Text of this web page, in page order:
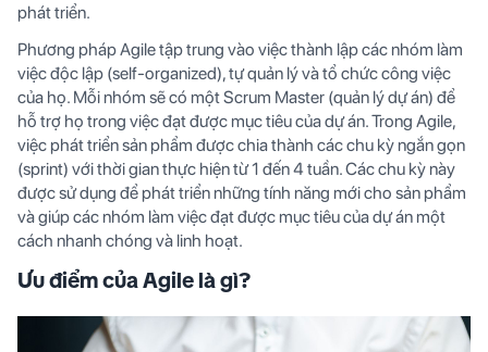
phát triển.
Phương pháp Agile tập trung vào việc thành lập các nhóm làm
việc độc lập (self-organized), tự quản lý và tổ chức công việc
của họ. Mỗi nhóm sẽ có một Scrum Master (quản lý dự án) để
hỗ trợ họ trong việc đạt được mục tiêu của dự án. Trong Agile,
việc phát triển sản phẩm được chia thành các chu kỳ ngắn gọn
(sprint) với thời gian thực hiện từ 1 đến 4 tuần. Các chu kỳ này
được sử dụng để phát triển những tính năng mới cho sản phẩm
và giúp các nhóm làm việc đạt được mục tiêu của dự án một
cách nhanh chóng và linh hoạt.
Ưu điểm của Agile là gì?